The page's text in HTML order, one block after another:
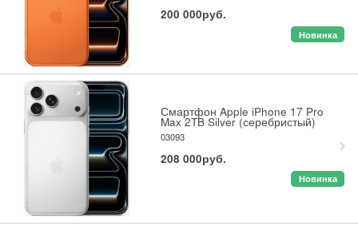
200 000руб.
Новинка
Смартфон Apple iPhone 17 Pro
Max 2TB Silver (серебристый)
03093
208 000руб.
Новинка